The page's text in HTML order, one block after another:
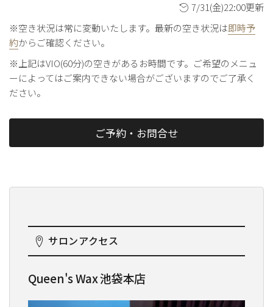
7/31(金)22:00更新
※空き状況は常に変動いたします。最新の空き状況は即時予
約からご確認ください。
※上記はVIO(60分)の空きがあるお時間です。ご希望のメニュ
ーによってはご案内できない場合がございますのでご了承く
ださい。
ご予約・お問合せ
サロンアクセス
Queen's Wax 池袋本店